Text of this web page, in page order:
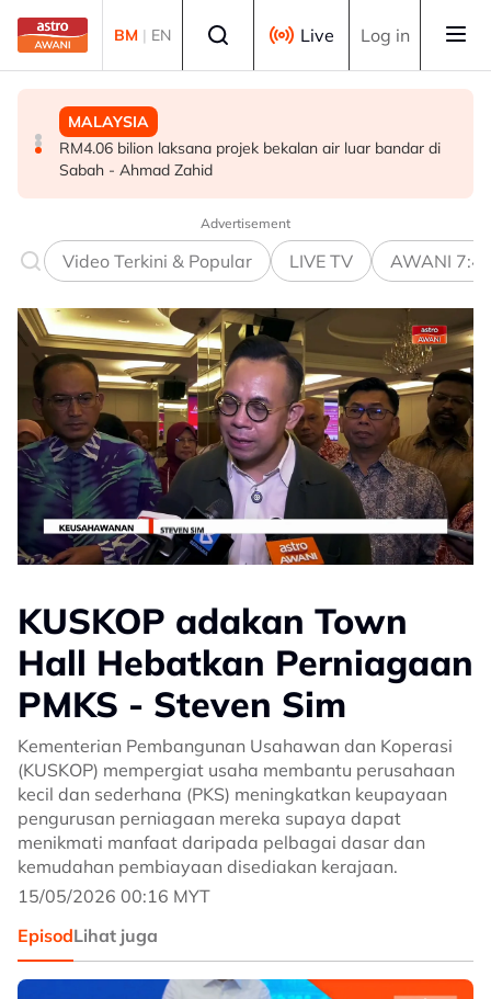
Skip to main content
BM | EN Live Log in
POLITIK
PRN Melaka: BN terbuka untuk berunding, tukar kerusi -
Ahmad Zahid
MALAYSIA
Sektor pertanian Perak perlu diremajakan, tarik lebih
ramai golongan muda - Saarani
MALAYSIA
RM4.06 bilion laksana projek bekalan air luar bandar di
Sabah - Ahmad Zahid
Advertisement
Video Terkini & Popular LIVE TV AWANI
KUSKOP adakan Town
Hall Hebatkan Perniagaan
PMKS - Steven Sim
Kementerian Pembangunan Usahawan dan Koperasi
(KUSKOP) mempergiat usaha membantu perusahaan
kecil dan sederhana (PKS) meningkatkan keupayaan
pengurusan perniagaan mereka supaya dapat
menikmati manfaat daripada pelbagai dasar dan
kemudahan pembiayaan disediakan kerajaan.
15/05/2026 00:16 MYT
EpisodLihat juga